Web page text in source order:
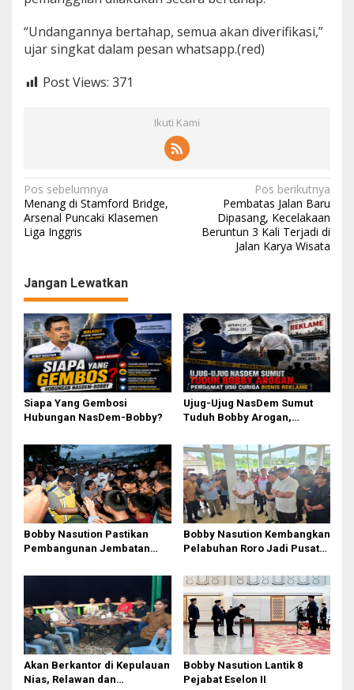
“Undangannya bertahap, semua akan diverifikasi,”
ujar singkat dalam pesan whatsapp.(red)
Post Views: 371
Ikuti Kami
N
a
v
g
a
s
i
p
o
s
Pos sebelumnya
Menang di Stamford Bridge,
Arsenal Puncaki Klasemen
Liga Inggris
Pos berikutnya
Pembatas Jalan Baru
Dipasang, Kecelakaan
Beruntun 3 Kali Terjadi di
Jalan Karya Wisata
Jangan Lewatkan
Siapa Yang Gembosi
Hubungan NasDem-Bobby?
Ujug-Ujug NasDem Sumut
Tuduh Bobby Arogan,
Reklame
Bobby Nasution Pastikan
Pembangunan Jembatan
Tahun Ini, Ajak Warga Kawal
Bobby Nasution Kembangkan
Pelabuhan Roro Jadi Pusat
Kepulauan Nias
Akan Berkantor di Kepulauan
Nias, Relawan dan
Bobby Nasution Lantik 8
Pejabat Eselon II